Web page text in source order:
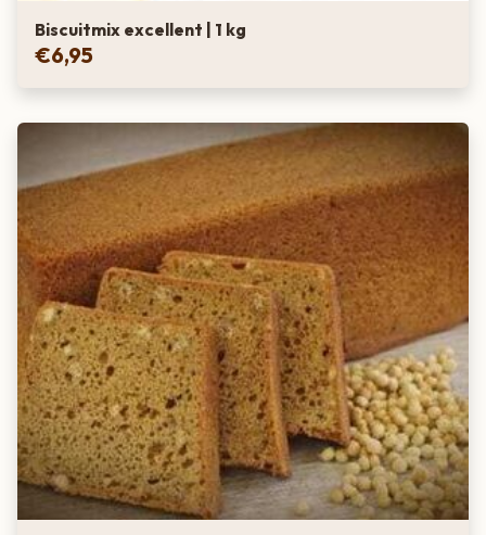
Biscuitmix excellent | 1 kg
€6,95